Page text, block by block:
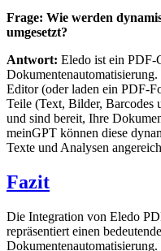
Frage: Wie werden
umgesetzt?
Antwort: Eledo ist ein PDF-
Editor (oder laden ein PDF-
Teile (Text, Bilder, Barcodes
und sind bereit, Ihre
meinGPT können diese
Texte und Analysen
Fazit
Die Integration von Eledo
repräsentiert einen